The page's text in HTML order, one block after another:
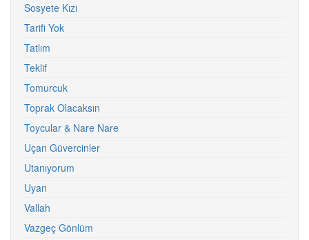
Sosyete Kızı
Tarifi Yok
Tatlım
Teklif
Tomurcuk
Toprak Olacaksın
Toycular & Nare Nare
Uçan Güvercinler
Utanıyorum
Uyan
Vallah
Vazgeç Gönlüm